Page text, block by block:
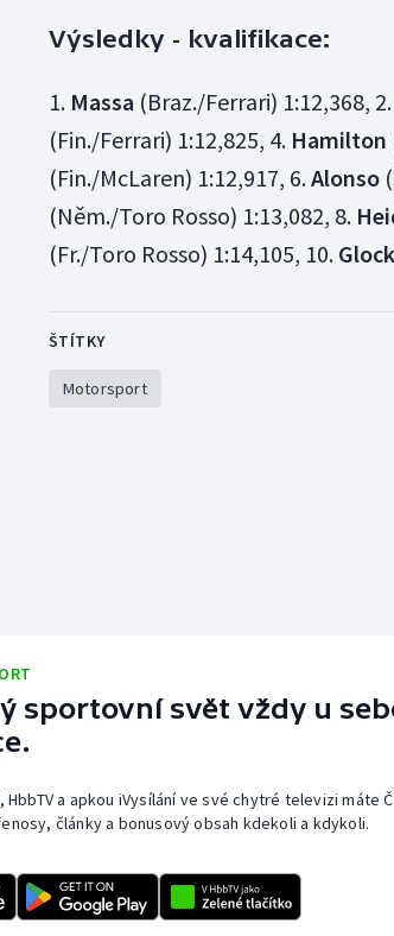
Výsledky - kvalifikace:
1. Massa (Braz./Ferrari) 1:12,368, 2.
(Fin./Ferrari) 1:12,825, 4. Hamilton
(Fin./McLaren) 1:12,917, 6.Alonso
(Něm./Toro Rosso) 1:13,082, 8.
(Fr./Toro Rosso) 1:14,105, 10. Glock
ŠTÍTKY
Motorsport
sportovní svět vždy u
HbbTV a apkou iVysílání ve své chytré televizi máte
články a bonusový obsah kdekoli a kdykoli.